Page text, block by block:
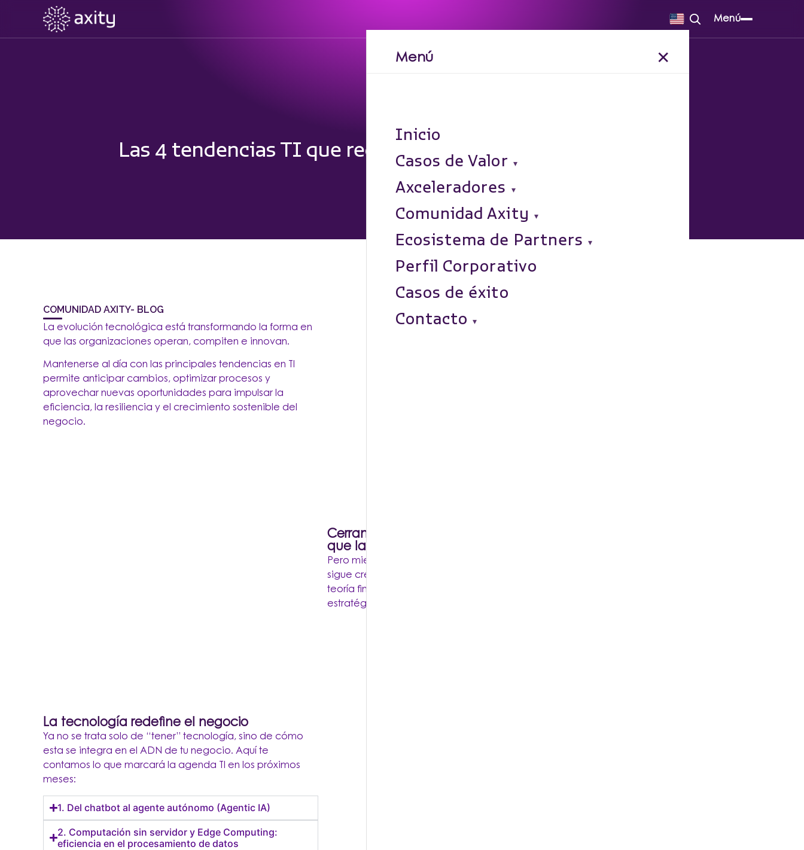
Menú
Menú ✕
Inicio
Casos de Valor
Axceleradores
Comunidad Axity
Ecosistema de Partners
Perfil Corporativo
Casos de éxito
Contacto
Las 4 tendencias TI que redefinirán tu organización
COMUNIDAD AXITY- BLOG
La evolución tecnológica está transformando la forma en
que las organizaciones operan, compiten e innovan.
Mantenerse al día con las principales tendencias en TI
permite anticipar cambios, optimizar procesos y
aprovechar nuevas oportunidades para impulsar la
eficiencia, la resiliencia y el crecimiento sostenible del
negocio.
Cerramos el 2025 y si algo aprendimos, es
que la tecnología no corre: vuela
Pero mientras el ruido sobre la Inteligencia Artificial (IA)
sigue creciendo, el 2026 se perfila como el año donde la
teoría finalmente se encuentra con la ejecución
estratégica.
La tecnología redefine el negocio
Ya no se trata solo de “tener” tecnología, sino de cómo
esta se integra en el ADN de tu negocio. Aquí te
contamos lo que marcará la agenda TI en los próximos
meses:
1. Del chatbot al agente autónomo (Agentic IA)
2. Computación sin servidor y Edge Computing:
eficiencia en el procesamiento de datos